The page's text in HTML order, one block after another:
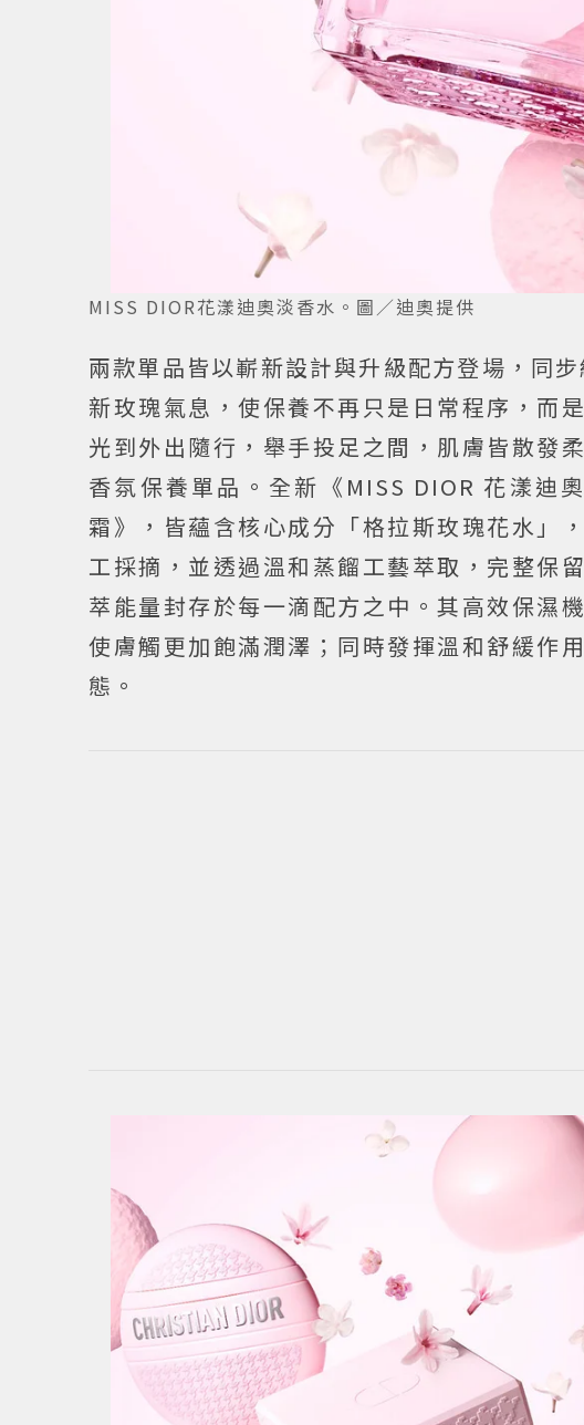
MISS DIOR花漾迪奧淡香水。圖／迪奧提供
兩款單品皆以嶄新設計與升級配方登場，同
新玫瑰氣息，使保養不再只是日常程序，而
光到外出隨行，舉手投足之間，肌膚皆散發
香氛保養單品。全新《MISS DIOR 花漾迪
霜》，皆蘊含核心成分「格拉斯玫瑰花水」
工採摘，並透過溫和蒸餾工藝萃取，完整保
萃能量封存於每一滴配方之中。其高效保濕
使膚觸更加飽滿潤澤；同時發揮溫和舒緩作
態。